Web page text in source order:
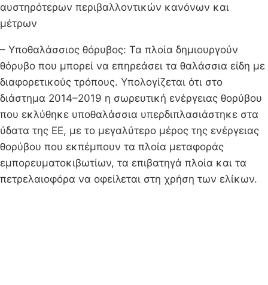
αυστηρότερων περιβαλλοντικών κανόνων και
μέτρων
– Υποθαλάσσιος θόρυβος: Τα πλοία δημιουργούν
θόρυβο που μπορεί να επηρεάσει τα θαλάσσια είδη με
διαφορετικούς τρόπους. Υπολογίζεται ότι στο
διάστημα 2014–2019 η σωρευτική ενέργειας θορύβου
που εκλύθηκε υποθαλάσσια υπερδιπλασιάστηκε στα
ύδατα της ΕΕ, με το μεγαλύτερο μέρος της ενέργειας
θορύβου που εκπέμπουν τα πλοία μεταφοράς
εμπορευματοκιβωτίων, τα επιβατηγά πλοία και τα
πετρελαιοφόρα να οφείλεται στη χρήση των ελίκων.